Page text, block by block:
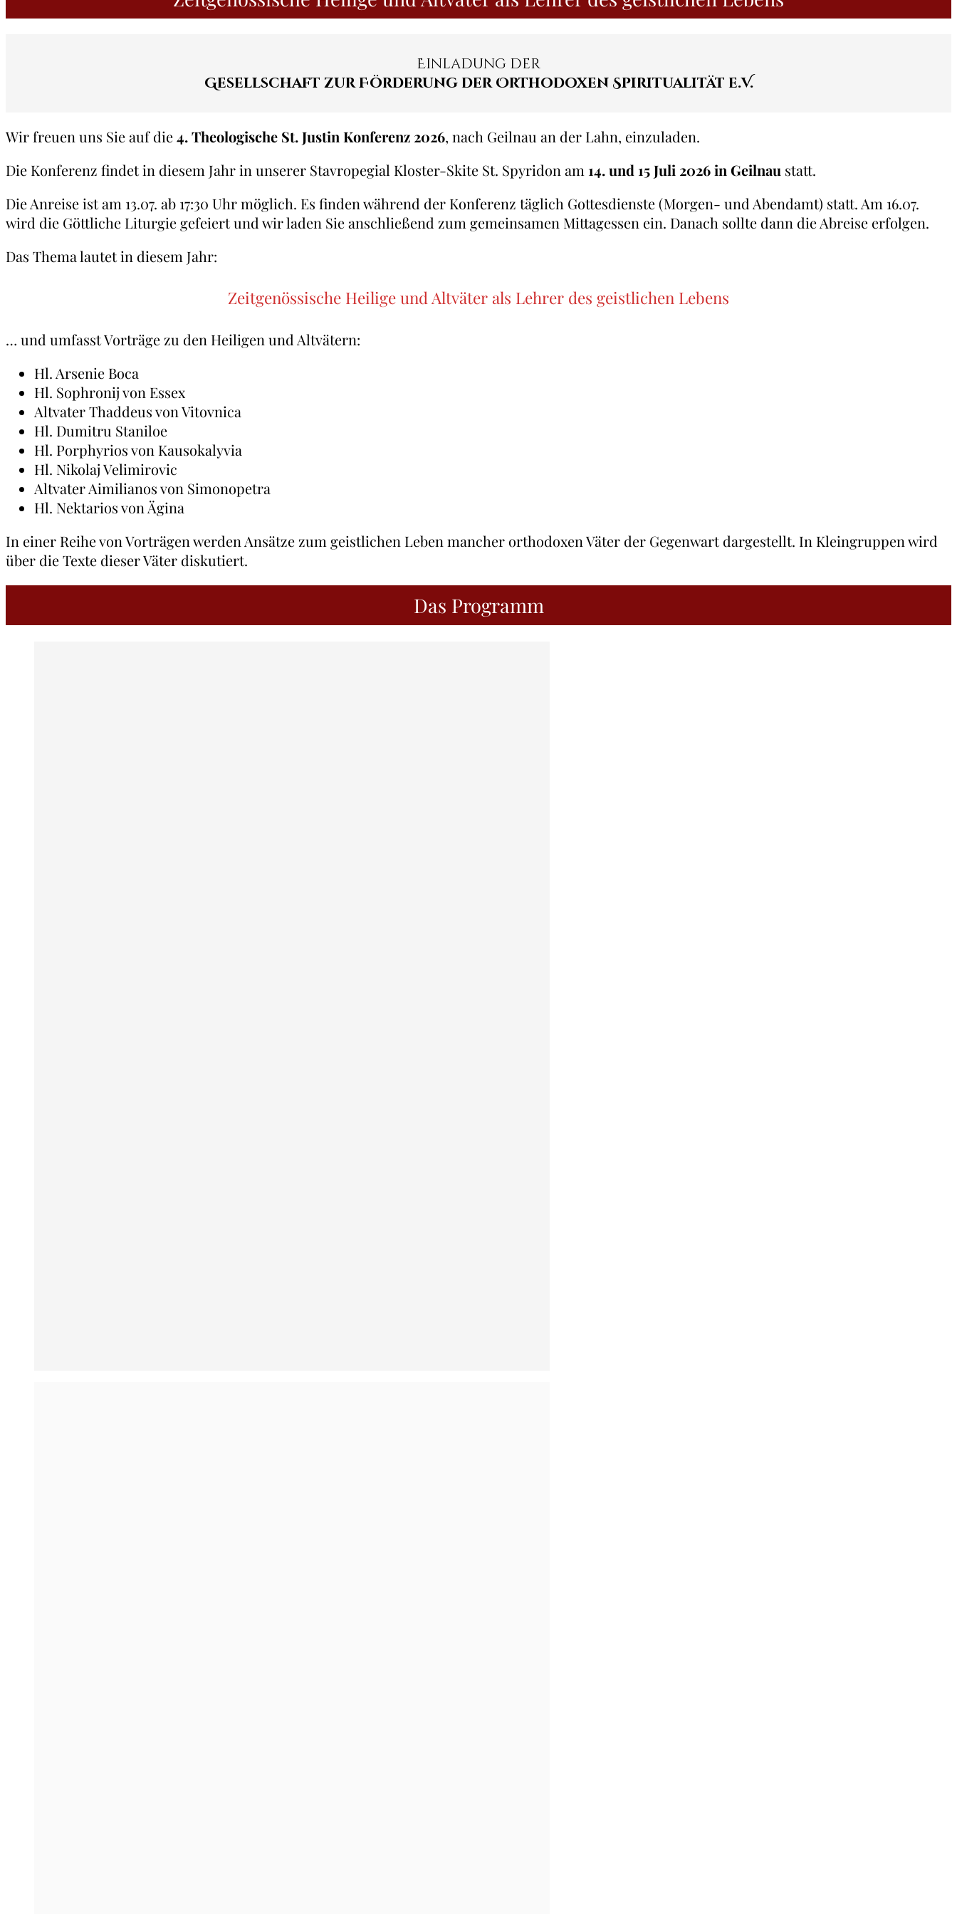
Einladung der
Gesellschaft zur Förderung der Orthodoxen Spiritualität e.V.
Wir freuen uns Sie auf die4. Theologische St. Justin Konferenz 2026, nach Geilnau an der Lahn, einzuladen.
Die Konferenz findet in diesem Jahr in unserer Stavropegial Kloster-Skite St. Spyridon am 14. und 15 Juli 2026 in Geilnau statt.
Die Anreise ist am 13.07. ab 17:30 Uhr möglich. Es finden während der Konferenz täglich Gottesdienste (Morgen- und Abendamt) statt. Am 16.07.
wird die Göttliche Liturgie gefeiert und wir laden Sie anschließend zum gemeinsamen Mittagessen ein. Danach sollte dann die Abreise erfolgen.
Das Thema lautet in diesem Jahr:
Zeitgenössische Heilige und Altväter als Lehrer des geistlichen Lebens
… und umfasst Vorträge zu den Heiligen und Altvätern:
Hl. Arsenie Boca
Hl. Sophronij von Essex
Altvater Thaddeus von Vitovnica
Hl. Dumitru Staniloe
Hl. Porphyrios von Kausokalyvia
Hl. Nikolaj Velimirovic
Altvater Aimilianos von Simonopetra
Hl. Nektarios von Ägina
In einer Reihe von Vorträgen werden Ansätze zum geistlichen Leben mancher orthodoxen Väter der Gegenwart dargestellt. In Kleingruppen wird
über die Texte dieser Väter diskutiert.
Das Programm